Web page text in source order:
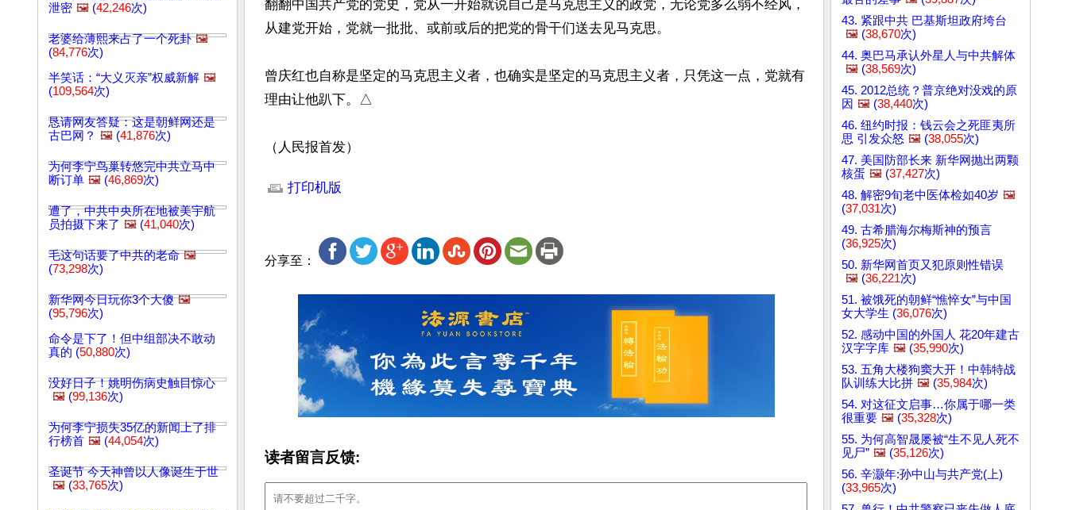
泄密 🖼️ (42,246次)
老婆给薄熙来占了一个死卦 🖼️
(84,776次)
半笑话：“大义灭亲”权威新解 🖼️
(109,564次)
恳请网友答疑：这是朝鲜网还是
古巴网？ 🖼️ (41,876次)
为何李宁鸟巢转悠完中共立马中
断订单 🖼️ (46,869次)
遭了，中共中央所在地被美宇航
员拍摄下来了 🖼️ (41,040次)
毛这句话要了中共的老命 🖼️
(73,298次)
新华网今日玩你3个大傻 🖼️
(95,796次)
命令是下了！但中组部决不敢动
真的 (50,880次)
没好日子！姚明伤病史触目惊心
🖼️ (99,136次)
为何李宁损失35亿的新闻上了排
行榜首 🖼️ (44,054次)
圣诞节 今天神曾以人像诞生于世
🖼️ (33,765次)
翻翻中国共产党的党史，党从一开始就说自己是马克思主义的政党，无论党多么弱不经风，
从建党开始，党就一批批、或前或后的把党的骨干们送去见马克思。
曾庆红也自称是坚定的马克思主义者，也确实是坚定的马克思主义者，只凭这一点，党就有
理由让他趴下。△
（人民报首发）
打印机版
分享至：
读者留言反馈:
43. 紧跟中共 巴基斯坦政府垮台
🖼️ (38,670次)
44. 奥巴马承认外星人与中共解体
🖼️ (38,569次)
45. 2012总统？普京绝对没戏的原
因 🖼️ (38,440次)
46. 纽约时报：钱云会之死匪夷所
思 引发众怒 🖼️ (38,055次)
47. 美国防部长来 新华网抛出两颗
核蛋 🖼️ (37,427次)
48. 解密9旬老中医体检如40岁 🖼️
(37,031次)
49. 古希腊海尔梅斯神的预言
(36,925次)
50. 新华网首页又犯原则性错误
🖼️ (36,221次)
51. 被饿死的朝鲜“憔悴女”与中国
女大学生 (36,076次)
52. 感动中国的外国人 花20年建古
汉字字库 🖼️ (35,990次)
53. 五角大楼狗窦大开！中韩特战
队训练大比拼 🖼️ (35,984次)
54. 对这征文启事…你属于哪一类
很重要 🖼️ (35,328次)
55. 为何高智晟屡被“生不见人死不
见尸” 🖼️ (35,126次)
56. 辛灏年:孙中山与共产党(上)
(33,965次)